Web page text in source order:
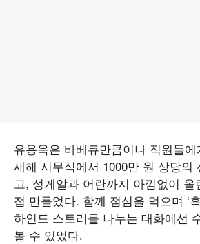
유용욱은 바베큐만큼이나 직원들
새해 시무식에서 1000만 원 상당의
고, 성게알과 어란까지 아낌없이 올
접 만들었다. 함께 점심을 먹으며 ‘
하인드 스토리를 나누는 대화에선
볼 수 있었다.